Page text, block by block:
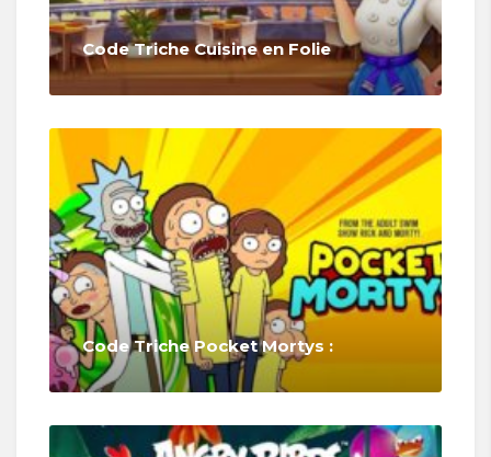
Code Triche Cuisine en Folie
Code Triche Pocket Mortys :